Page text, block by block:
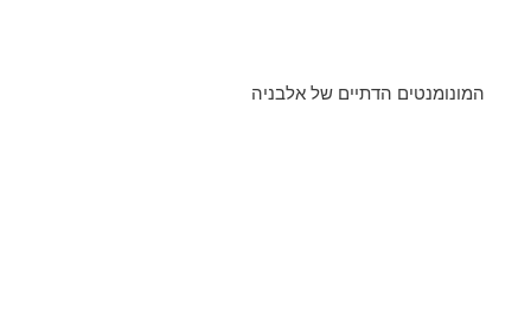
המונומנטים הדתיים של אלבניה